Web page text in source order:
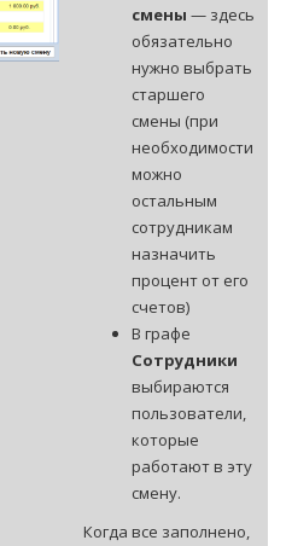
смены — здесь
обязательно
нужно выбрать
старшего
смены (при
необходимости
можно
остальным
сотрудникам
назначить
процент от его
счетов)
В графе
Сотрудники
выбираются
пользователи,
которые
работают в эту
смену.
Когда все заполнено,